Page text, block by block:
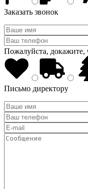
Заказать звонок
Пожалуйста, докажите,
Письмо директору